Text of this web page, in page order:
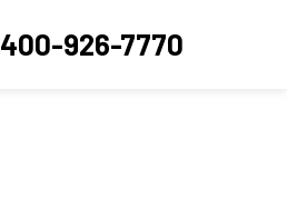
400-926-7770